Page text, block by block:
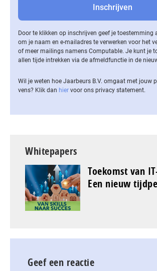
Door te klikken op inschrijven geef je toestemming
om je naam en e-mailadres te verwerken voor het
of meer mailings namens Computable. Je kunt je
allen tijde intrekken via de af­meld­func­tie in de
Wil je weten hoe Jaarbeurs B.V. omgaat met jouw
vens? Klik dan hier voor ons privacy statement.
Whitepapers
Toekomst van
Een nieuw
Geef een reactie